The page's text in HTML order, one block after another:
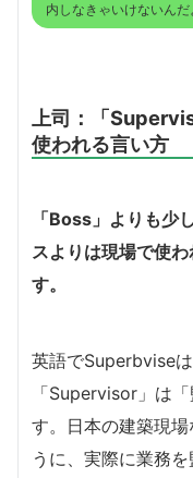
内しなきゃいけないんだ
上司：「
使われる言い方
「Boss」よりも少
スよりは現場で使
す。
英語でSuperbvise
「Supervisor」は
す。日本の建築現
うに、実際に業務